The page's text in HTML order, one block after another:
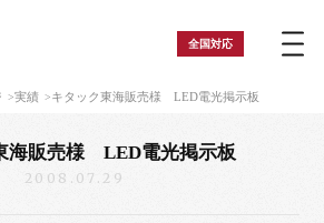
全国対応
実績 キタック東海販売様 LED電光掲示板
海販売様 LED電光掲示板
2008.07.29